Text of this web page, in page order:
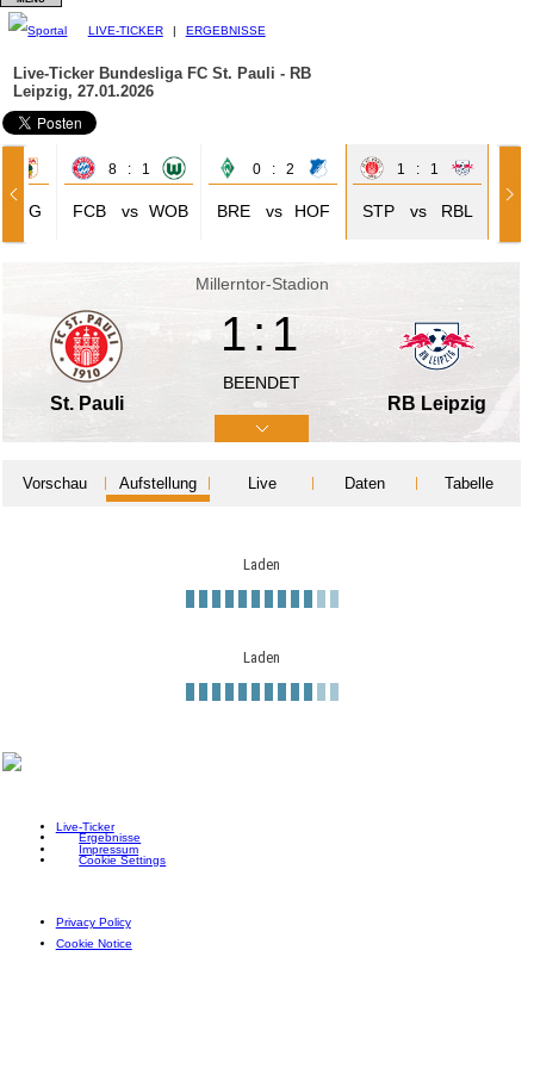
LIVE-TICKER | ERGEBNISSE
Live-Ticker Bundesliga FC St. Pauli - RB
Leipzig, 27.01.2026
AUG
8 : 1
FCB vs WOB
0 : 2
BRE vs HOF
1 : 1
STP vs RBL
Millerntor-Stadion
St. Pauli
1:1
BEENDET
RB Leipzig
Vorschau Aufstellung Live Daten Tabelle
Laden
Laden
Live-Ticker
Ergebnisse
Impressum
Cookie Settings
Privacy Policy
Cookie Notice